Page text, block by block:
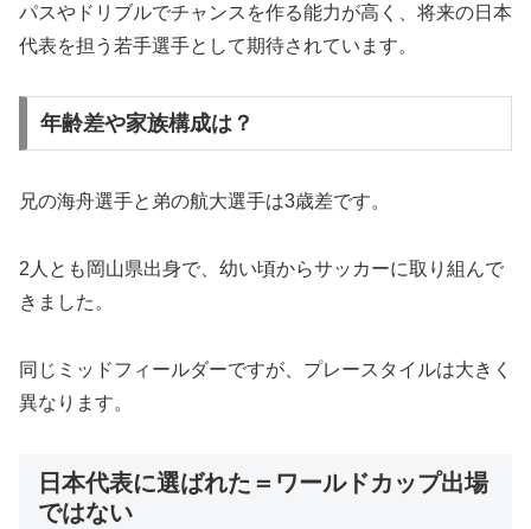
パスやドリブルでチャンスを作る能力が高く、将来の日本
代表を担う若手選手として期待されています。
年齢差や家族構成は？
兄の海舟選手と弟の航大選手は3歳差です。
2人とも岡山県出身で、幼い頃からサッカーに取り組んで
きました。
同じミッドフィールダーですが、プレースタイルは大きく
異なります。
日本代表に選ばれた＝ワールドカップ出場
ではない